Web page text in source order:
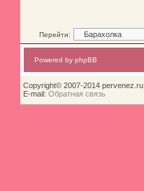
Перейти:
Powered by phpBB
Copyright© 2007-2014 pervenez.ru
E-mail: Обратная связь